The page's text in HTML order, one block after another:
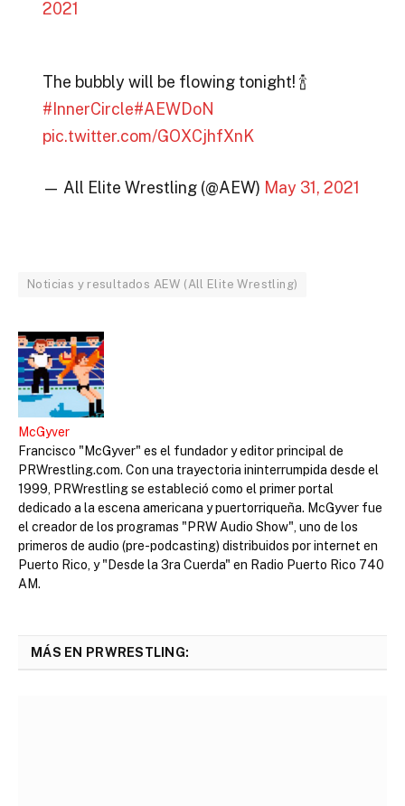
2021
The bubbly will be flowing tonight! 🍾
#InnerCircle#AEWDoN
pic.twitter.com/GOXCjhfXnK
— All Elite Wrestling (@AEW) May 31, 2021
Noticias y resultados AEW (All Elite Wrestling)
McGyver
Francisco "McGyver" es el fundador y editor principal de
PRWrestling.com. Con una trayectoria ininterrumpida desde el
1999, PRWrestling se estableció como el primer portal
dedicado a la escena americana y puertorriqueña. McGyver fue
el creador de los programas "PRW Audio Show", uno de los
primeros de audio (pre-podcasting) distribuidos por internet en
Puerto Rico, y "Desde la 3ra Cuerda" en Radio Puerto Rico 740
AM.
MÁS EN PRWRESTLING: